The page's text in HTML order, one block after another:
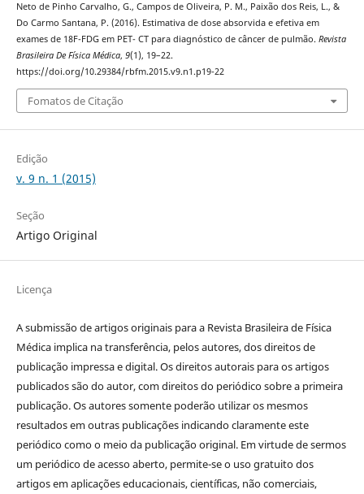
Neto de Pinho Carvalho, G., Campos de Oliveira, P. M., Paixão dos Reis, L., &
Do Carmo Santana, P. (2016). Estimativa de dose absorvida e efetiva em
exames de 18F-FDG em PET- CT para diagnóstico de câncer de pulmão. Revista
Brasileira De Física Médica, 9(1), 19–22.
https://doi.org/10.29384/rbfm.2015.v9.n1.p19-22
Fomatos de Citação
Edição
v. 9 n. 1 (2015)
Seção
Artigo Original
Licença
A submissão de artigos originais para a Revista Brasileira de Física
Médica implica na transferência, pelos autores, dos direitos de
publicação impressa e digital. Os direitos autorais para os artigos
publicados são do autor, com direitos do periódico sobre a primeira
publicação. Os autores somente poderão utilizar os mesmos
resultados em outras publicações indicando claramente este
periódico como o meio da publicação original. Em virtude de sermos
um periódico de acesso aberto, permite-se o uso gratuito dos
artigos em aplicações educacionais, científicas, não comerciais,